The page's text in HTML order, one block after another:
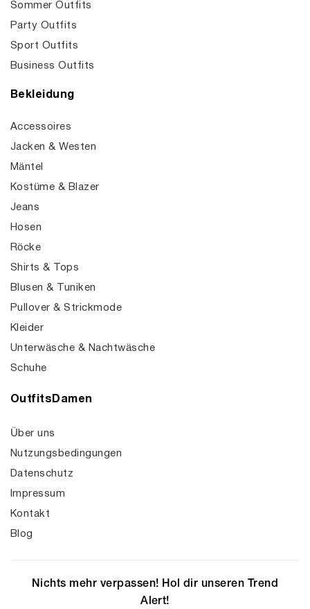
Sommer Outfits
Party Outfits
Sport Outfits
Business Outfits
Bekleidung
Accessoires
Jacken & Westen
Mäntel
Kostüme & Blazer
Jeans
Hosen
Röcke
Shirts & Tops
Blusen & Tuniken
Pullover & Strickmode
Kleider
Unterwäsche & Nachtwäsche
Schuhe
OutfitsDamen
Über uns
Nutzungsbedingungen
Datenschutz
Impressum
Kontakt
Blog
Nichts mehr verpassen! Hol dir unseren Trend
Alert!